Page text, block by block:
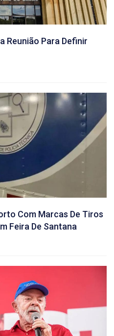
Reunião Para Definir
Com Marcas De Tiros
Feira De Santana